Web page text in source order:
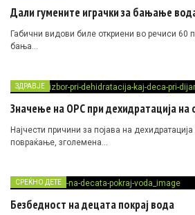
Дали гумените играчки за бањање
Габични видови биле откриени во речиси 60
бања…
ЗДРАВЈЕ
Значење на ОРС при дехидратација на
Најчести причини за појава на
повраќање, зголемена…
СРЕЌНО ДЕТЕ
Безбедност на децата покрај вода